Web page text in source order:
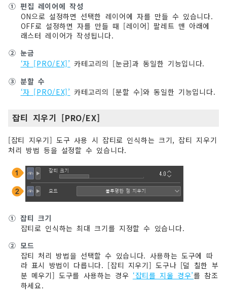
① 편집 레이어에 작성
ON으로 설정하면 선택한 레이어에 자를 만들 수 있습니다.
OFF로 설정하면 자를 만들 때 [레이어] 팔레트 맨 아래에
래스터 레이어가 작성됩니다.
② 눈금
‘자 [PRO/EX]’ 카테고리의 [눈금]과 동일한 기능입니다.
③ 분할 수
‘자 [PRO/EX]’ 카테고리의 [분할 수]와 동일한 기능입니다.
잡티 지우기 [PRO/EX]
[잡티 지우기] 도구 사용 시 잡티로 인식하는 크기, 잡티 지우기
처리 방법 등을 설정할 수 있습니다.
① 잡티 크기
잡티로 인식하는 최대 크기를 지정할 수 있습니다.
② 모드
잡티 처리 방법을 선택할 수 있습니다. 사용하는 도구에 따
라 표시 방법이 다릅니다. [잡티 지우기] 도구나 [덜 칠한 부
분 메우기] 도구를 사용하는 경우 ‘잡티를 지울 경우’를 참조
하세요.